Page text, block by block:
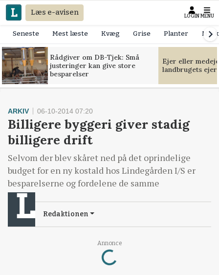
Læs e-avisen LOGIN MENU
Seneste Mest læste Kvæg Grise Planter
Rådgiver om DB-Tjek: Små
justeringer kan give store
besparelser
Ejer eller
landbrugets
Annonce
Loading...
ARKIV 06-10-2014 07:20
Billigere byggeri giver stadig
billigere drift
Selvom der blev skåret ned på det oprindelige
budget for en ny kostald hos Lindegården I/S er
besparelserne og fordelene de samme
Redaktionen